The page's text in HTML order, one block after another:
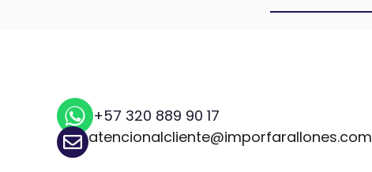
+57 320 889 90 17
atencionalcliente@imporfarallones.com